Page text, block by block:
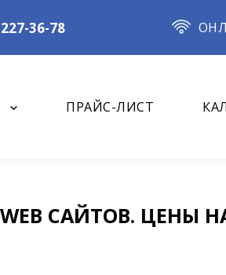
36-78
ПРАЙС-ЛИСТ
САЙТОВ. ЦЕНЫ